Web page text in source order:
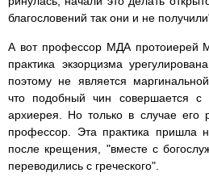
благословений так они и не
А вот профессор МДА протоиерей
практика экзорцизма
поэтому не является
что подобный чин совершается с
архиерея. Но только в случае его
профессор. Эта практика пришла
после крещения, "вместе с
переводились с греческого".